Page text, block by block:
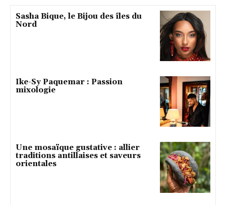
Sasha Bique, le Bijou des îles du
Nord
Ike-Sy Paquemar : Passion
mixologie
Une mosaïque gustative : allier
traditions antillaises et saveurs
orientales